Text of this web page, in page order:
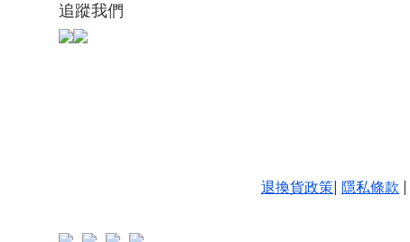
追蹤我們
退換貨政策 隱私條款